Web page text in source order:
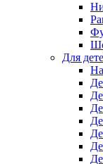
Для